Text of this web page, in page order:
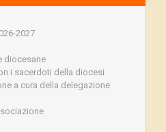
2027
diocesane
i sacerdoti della diocesi
a cura della delegazione